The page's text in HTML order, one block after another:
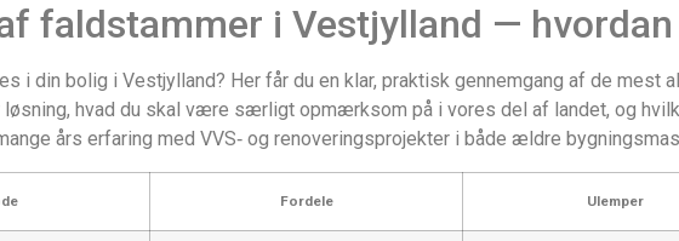
faldstammer i Vestjylland —
i din bolig i Vestjylland? Her får du en klar, praktisk gennemgang af de mest
hvad du skal være særligt opmærksom på i vores del af landet, og
års erfaring med VVS‑ og renoveringsprojekter i både ældre
Fordele Ulemper